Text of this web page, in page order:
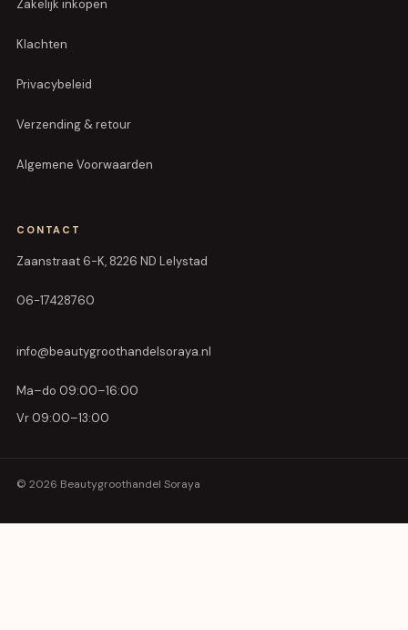
Zakelijk inkopen
Klachten
Privacybeleid
Verzending & retour
Algemene Voorwaarden
CONTACT
Zaanstraat 6-K, 8226 ND Lelystad
06-17428760
info@beautygroothandelsoraya.nl
Ma–do 09:00–16:00
Vr 09:00–13:00
© 2026 Beautygroothandel Soraya